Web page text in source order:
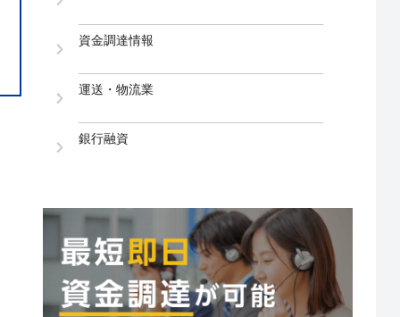
資金調達情報
運送・物流業
銀行融資